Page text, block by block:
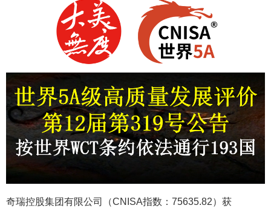
奇瑞控股集团有限公司（CNISA指数：75635.82）获